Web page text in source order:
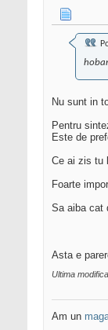
Nu sunt in
Pentru
Este de
Ce ai zis tu
Foarte
Sa aiba cat
Asta e
Ultima
Am un